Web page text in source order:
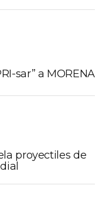
sar” a MORENA
proyectiles de